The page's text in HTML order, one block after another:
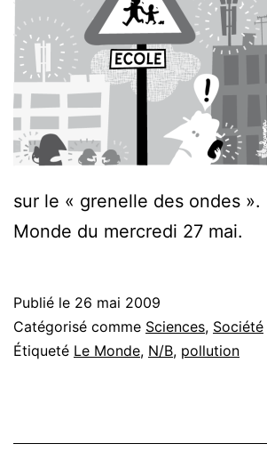
sur le « grenelle des ondes ».
Monde du mercredi 27 mai.
Publié le 26 mai 2009
Catégorisé comme Sciences, Société
Étiqueté Le Monde, N/B, pollution